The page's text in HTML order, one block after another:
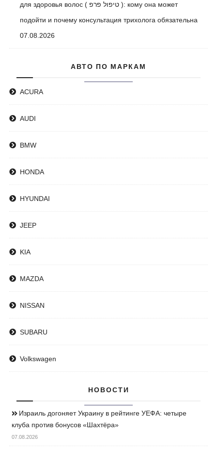
для здоровья волос ( טיפול פרפ ): кому она может
подойти и почему консультация трихолога обязательна
07.08.2026
АВТО ПО МАРКАМ
ACURA
AUDI
BMW
HONDA
HYUNDAI
JEEP
KIA
MAZDA
NISSAN
SUBARU
Volkswagen
НОВОСТИ
Израиль догоняет Украину в рейтинге УЕФА: четыре
клуба против бонусов «Шахтёра»
07.08.2026